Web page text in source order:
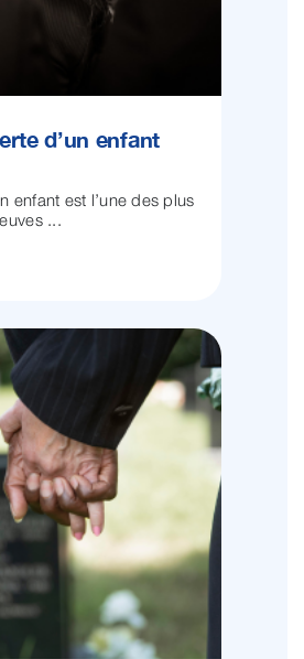
d’un enfant
enfant est l’une des plus
...